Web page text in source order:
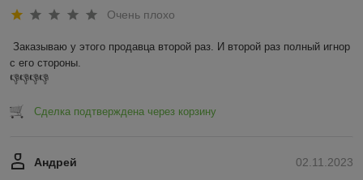
Очень плохо
Заказываю у этого продавца второй раз. И второй раз полный игнор
с его стороны.
👎👎👎👎
Сделка подтверждена через корзину
02.11.2023
Андрей